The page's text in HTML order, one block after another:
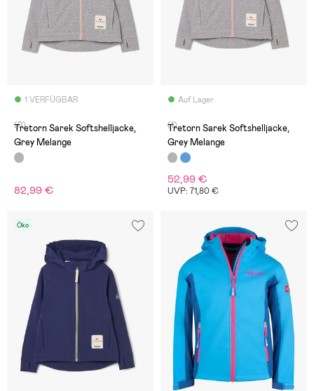
1 VERFÜGBAR
(0)
Tretorn Sarek Softshelljacke,
Grey Melange
82,99 €
Auf Lager
(1)
Tretorn Sarek Softshelljacke,
Grey Melange
52,99 €
UVP: 71,80 €
Öko